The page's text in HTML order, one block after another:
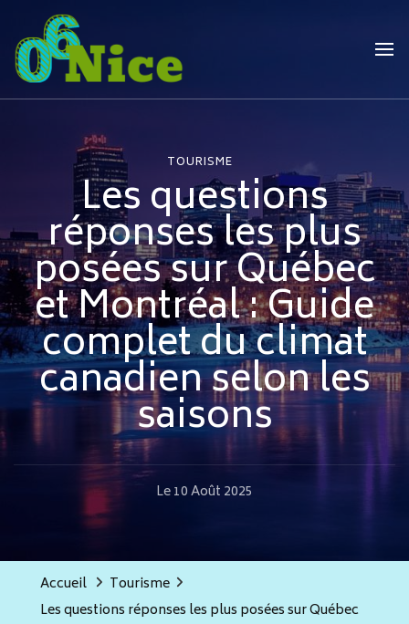
06nice
Le guide Niçois
TOURISME
Les questions
réponses les plus
posées sur Québec
et Montréal : Guide
complet du climat
canadien selon les
saisons
Le10 Août 2025
Accueil
Tourisme
Les questions réponses les plus posées sur Québec